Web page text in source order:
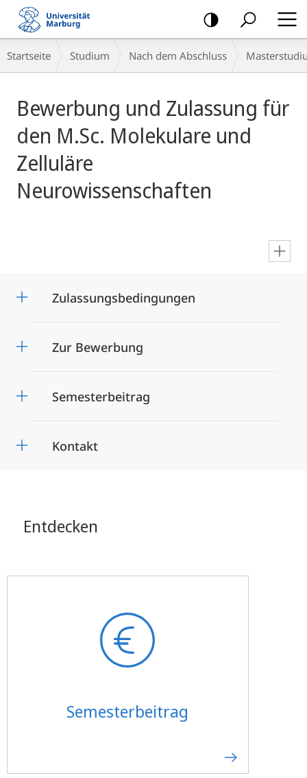
Mobile-
Navigation
Breadcrumb-
Navigation
Startseite Studium Nach dem Abschluss
Bewerbung und Zulassung für
den M.Sc. Molekulare und
Zelluläre
Neurowissenschaften
Zulassungsbedingungen
Zur Bewerbung
Semesterbeitrag
Kontakt
Entdecken
Semesterbeitrag